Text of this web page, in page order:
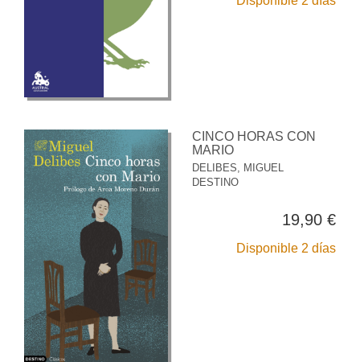
CINCO HORAS CON
MARIO
DELIBES, MIGUEL
DESTINO
19,90 €
Disponible 2 días